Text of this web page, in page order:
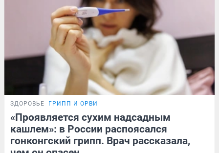
ЗДОРОВЬЕ ГРИПП И ОРВИ
«Проявляется сухим надсадным
кашлем»: в России распоясался
гонконгский грипп. Врач рассказала,